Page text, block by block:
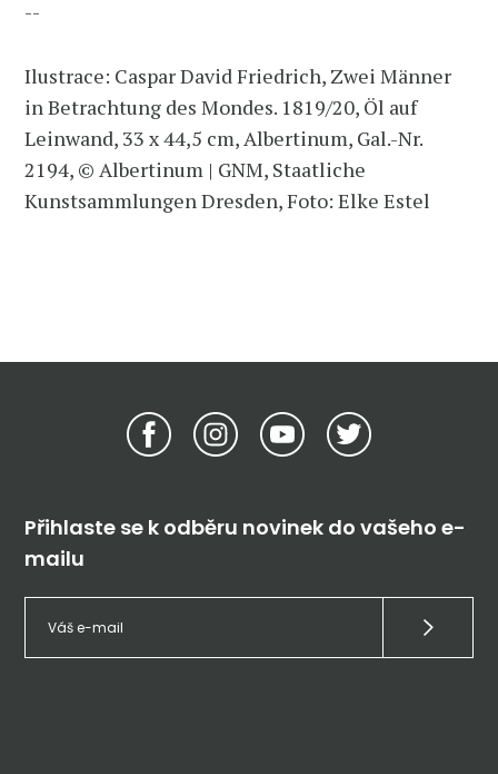
--
Ilustrace: Caspar David Friedrich, Zwei Männer
in Betrachtung des Mondes. 1819/20, Öl auf
Leinwand, 33 x 44,5 cm, Albertinum, Gal.-Nr.
2194, © Albertinum | GNM, Staatliche
Kunstsammlungen Dresden, Foto: Elke Estel
Přihlaste se k odběru novinek do vašeho e-
mailu